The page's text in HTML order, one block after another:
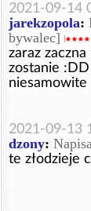
2021-09-14
jarekzopola:
bywalec]
zaraz
zostanie
niesamowite
2021-09-13
dzony:
te złodzieje